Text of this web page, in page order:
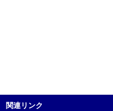
関連リンク